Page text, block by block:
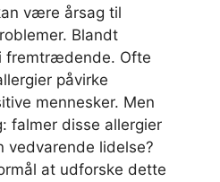
være årsag til
Blandt
fremtrædende. Ofte
påvirke
mennesker. Men
falmer disse allergier
vedvarende lidelse?
at udforske dette